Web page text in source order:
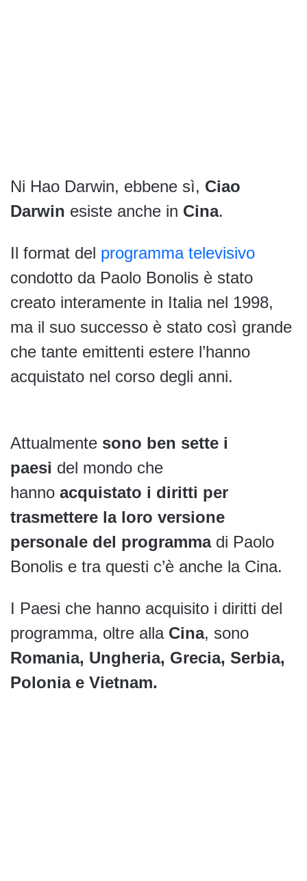
Ni Hao Darwin, ebbene sì, Ciao
Darwin esiste anche in Cina.
Il format del programma televisivo
condotto da Paolo Bonolis è stato
creato interamente in Italia nel 1998,
ma il suo successo è stato così grande
che tante emittenti estere l’hanno
acquistato nel corso degli anni.
Attualmente sono ben sette i
paesi del mondo che
hanno acquistato i diritti per
trasmettere la loro versione
personale del programmadi Paolo
Bonolis e tra questi c’è anche la Cina.
I Paesi che hanno acquisito i diritti del
programma, oltre alla Cina, sono
Romania, Ungheria, Grecia, Serbia,
Polonia e Vietnam.